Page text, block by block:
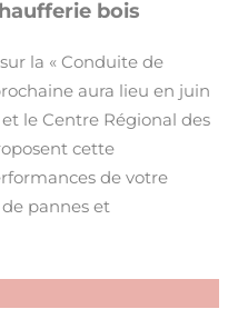
bois
la « Conduite de
aura lieu en juin
le Centre Régional des
cette
de votre
pannes et